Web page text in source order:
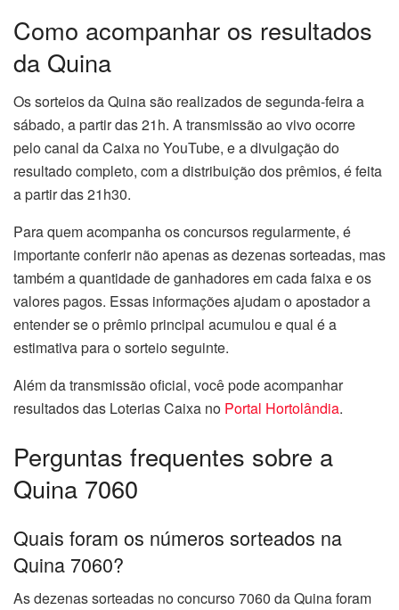
Como acompanhar os resultados
da Quina
Os sorteios da Quina são realizados de segunda-feira a
sábado, a partir das 21h. A transmissão ao vivo ocorre
pelo canal da Caixa no YouTube, e a divulgação do
resultado completo, com a distribuição dos prêmios, é feita
a partir das 21h30.
Para quem acompanha os concursos regularmente, é
importante conferir não apenas as dezenas sorteadas, mas
também a quantidade de ganhadores em cada faixa e os
valores pagos. Essas informações ajudam o apostador a
entender se o prêmio principal acumulou e qual é a
estimativa para o sorteio seguinte.
Além da transmissão oficial, você pode acompanhar
resultados das Loterias Caixa no Portal Hortolândia.
Perguntas frequentes sobre a
Quina 7060
Quais foram os números sorteados na
Quina 7060?
As dezenas sorteadas no concurso 7060 da Quina foram